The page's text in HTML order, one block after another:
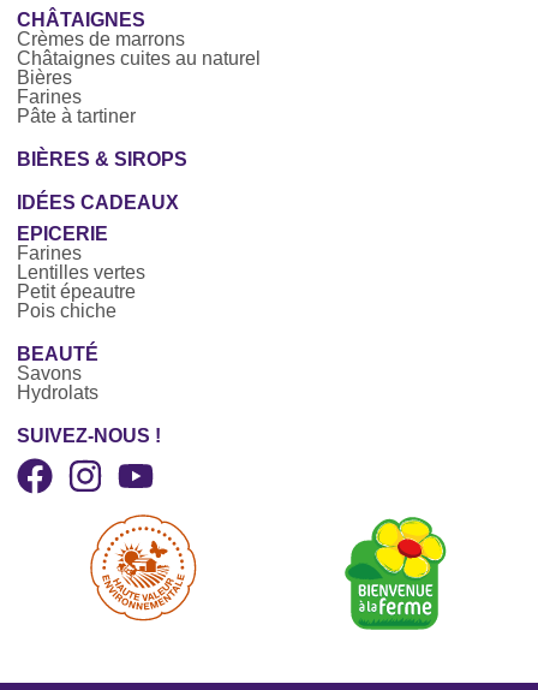
CHÂTAIGNES
Crèmes de marrons
Châtaignes cuites au naturel
Bières
Farines
Pâte à tartiner
BIÈRES & SIROPS
IDÉES CADEAUX
EPICERIE
Farines
Lentilles vertes
Petit épeautre
Pois chiche
BEAUTÉ
Savons
Hydrolats
SUIVEZ-NOUS !